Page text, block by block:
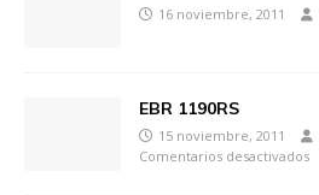
16 noviembre, 2011
EBR 1190RS
15 noviembre, 2011
Comentarios desactivados